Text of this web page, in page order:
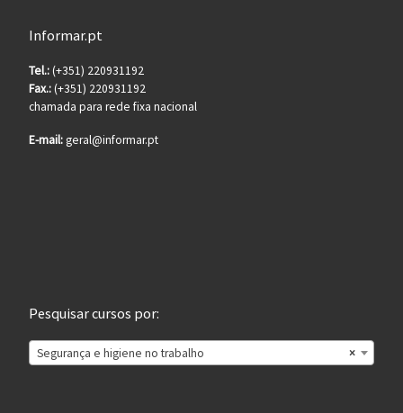
Informar.pt
Tel.:(+351) 220931192
Fax.:(+351) 220931192
chamada para rede fixa nacional
E-mail:geral@informar.pt
Pesquisar cursos por:
×
Segurança e higiene no trabalho